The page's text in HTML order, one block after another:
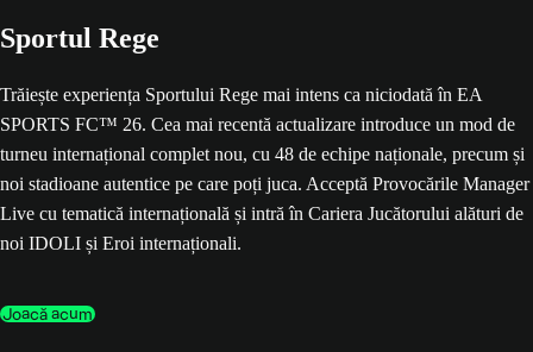
Sportul Rege
Trăiește experiența Sportului Rege mai intens ca niciodată în EA
SPORTS FC™ 26. Cea mai recentă actualizare introduce un mod de
turneu internațional complet nou, cu 48 de echipe naționale, precum și
noi stadioane autentice pe care poți juca. Acceptă Provocările Manager
Live cu tematică internațională și intră în Cariera Jucătorului alături de
noi IDOLI și Eroi internaționali.
Joacă acum